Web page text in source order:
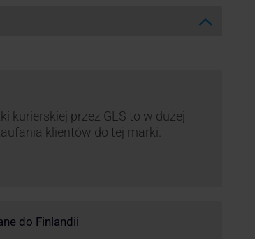
kurierskiej przez GLS to w dużej
klientów do tej marki.
do Finlandii